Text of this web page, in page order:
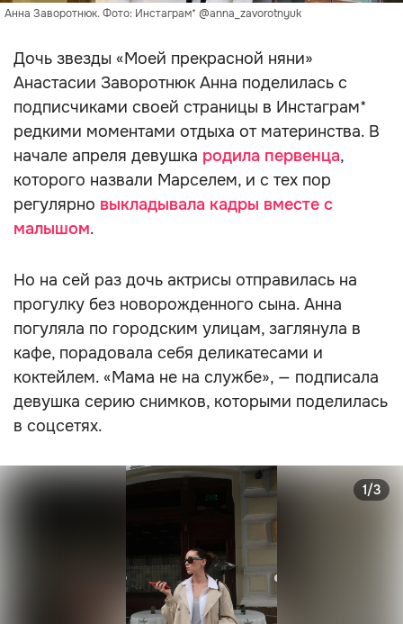
Анна Заворотнюк. Фото: Инстаграм* @anna_zavorotnyuk
Дочь звезды «Моей прекрасной няни»
Анастасии Заворотнюк Анна поделилась с
подписчиками своей страницы в Инстаграм*
редкими моментами отдыха от материнства. В
начале апреля девушка родила первенца,
которого назвали Марселем, и с тех пор
регулярно выкладывала кадры вместе с
малышом.
Но на сей раз дочь актрисы отправилась на
прогулку без новорожденного сына. Анна
погуляла по городским улицам, заглянула в
кафе, порадовала себя деликатесами и
коктейлем. «Мама не на службе», — подписала
девушка серию снимков, которыми поделилась
в соцсетях.
1/3